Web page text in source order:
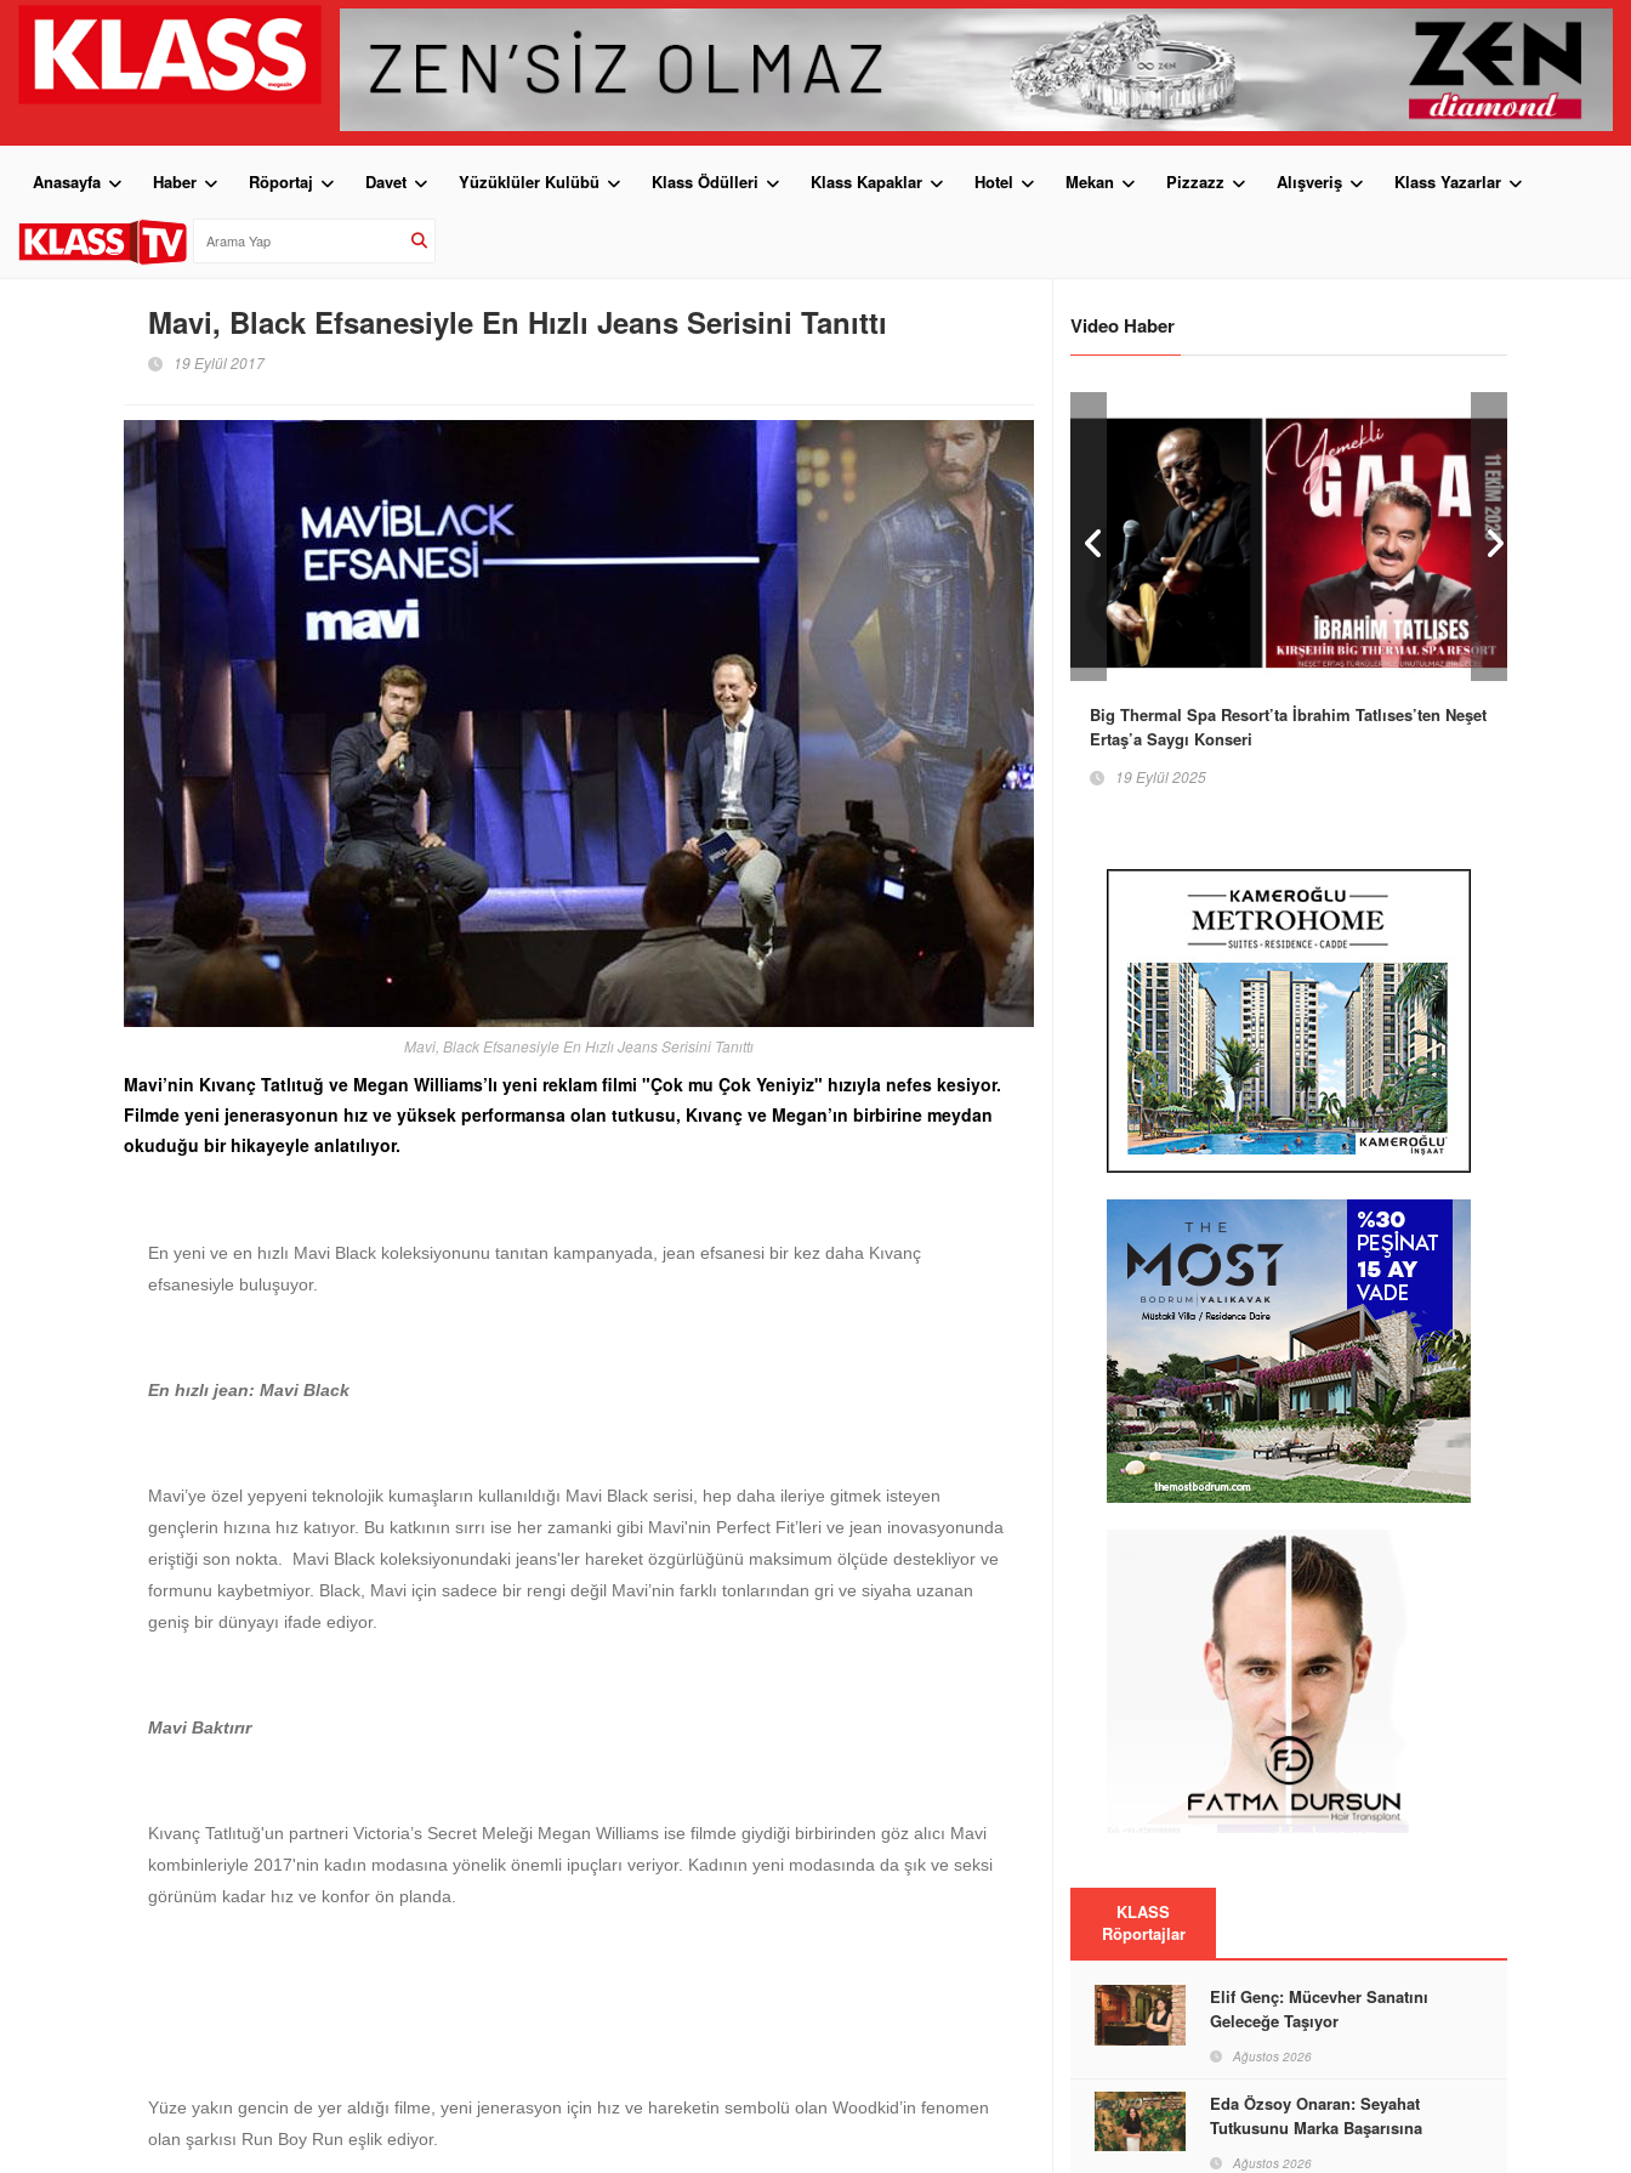
Anasayfa Haber Röportaj Davet Yüzüklüler Kulübü Klass Ödülleri Klass Kapaklar Hotel Mekan Pizzazz Alışveriş Klass Yazarlar
Mavi, Black Efsanesiyle En Hızlı Jeans Serisini Tanıttı
19 Eylül 2017
Mavi, Black Efsanesiyle En Hızlı Jeans Serisini Tanıttı
Mavi’nin Kıvanç Tatlıtuğ ve Megan Williams’lı yeni reklam filmi "Çok mu Çok Yeniyiz" hızıyla nefes kesiyor.
Filmde yeni jenerasyonun hız ve yüksek performansa olan tutkusu, Kıvanç ve Megan’ın birbirine meydan
okuduğu bir hikayeyle anlatılıyor.
En yeni ve en hızlı Mavi Black koleksiyonunu tanıtan kampanyada, jean efsanesi bir kez daha Kıvanç
efsanesiyle buluşuyor.
En hızlı jean: Mavi Black
Mavi’ye özel yepyeni teknolojik kumaşların kullanıldığı Mavi Black serisi, hep daha ileriye gitmek isteyen
gençlerin hızına hız katıyor. Bu katkının sırrı ise her zamanki gibi Mavi'nin Perfect Fit’leri ve jean inovasyonunda
eriştiği son nokta. Mavi Black koleksiyonundaki jeans'ler hareket özgürlüğünü maksimum ölçüde destekliyor ve
formunu kaybetmiyor. Black, Mavi için sadece bir rengi değil Mavi’nin farklı tonlarından gri ve siyaha uzanan
geniş bir dünyayı ifade ediyor.
Mavi Baktırır
Kıvanç Tatlıtuğ'un partneri Victoria’s Secret Meleği Megan Williams ise filmde giydiği birbirinden göz alıcı Mavi
kombinleriyle 2017'nin kadın modasına yönelik önemli ipuçları veriyor. Kadının yeni modasında da şık ve seksi
görünüm kadar hız ve konfor ön planda.
Yüze yakın gencin de yer aldığı filme, yeni jenerasyon için hız ve hareketin sembolü olan Woodkid’in fenomen
olan şarkısı Run Boy Run eşlik ediyor.
Video Haber
Big Thermal Spa Resort’ta İbrahim Tatlıses’ten Neşet
Ertaş’a Saygı Konseri
19 Eylül 2025
KLASS
Röportajlar
Elif Genç: Mücevher Sanatını
Geleceğe Taşıyor
Ağustos 2026
Eda Özsoy Onaran: Seyahat
Tutkusunu Marka Başarısına
Ağustos 2026